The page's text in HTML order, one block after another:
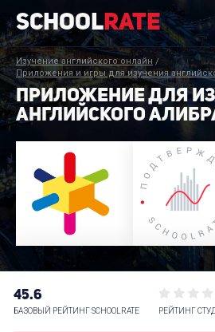
School Rate
Изучение английского онлайн
Приложения и игры для изучения
ПРИЛОЖЕНИЕ ДЛЯ
АНГЛИЙСКОГО АЛИБРА
45.6
БАЗОВЫЙ РЕЙТИНГ SCHOOLRATE РЕЙТИНГ